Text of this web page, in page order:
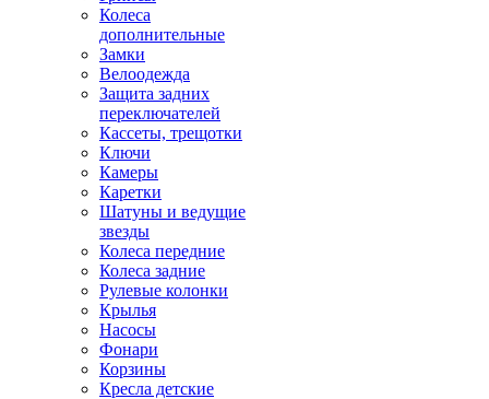
Колеса
дополнительные
Замки
Велоодежда
Защита задних
переключателей
Кассеты, трещотки
Ключи
Камеры
Каретки
Шатуны и ведущие
звезды
Колеса передние
Колеса задние
Рулевые колонки
Крылья
Насосы
Фонари
Корзины
Кресла детские